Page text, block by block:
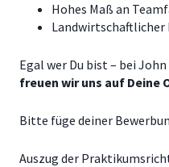
Hohes Maß an
Landwirtschaftlicher
Egal wer Du bist – bei
freuen wir uns auf Deine
Bitte füge deiner
Auszug der